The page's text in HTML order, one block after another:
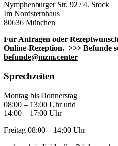
Nymphenburger Str. 92 / 4. Stock
Im Nordsternhaus
80636 München
Für Anfragen oder
Online-Rezeption. >>> Befunde
befunde@mzm.center
Sprechzeiten
Montag bis Donnerstag
08:00 – 13:00 Uhr und
14:00 – 17:00 Uhr
Freitag 08:00 – 14:00 Uhr